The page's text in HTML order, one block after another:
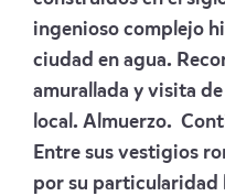
ingenioso complejo
ciudad en agua.
amurallada y visita
local. Almuerzo.
Entre sus vestigios
por su particularidad